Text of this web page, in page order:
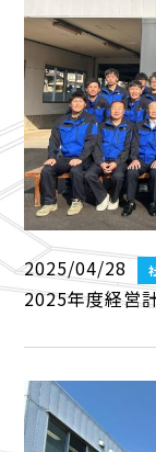
2025/04/28
2025年度経営